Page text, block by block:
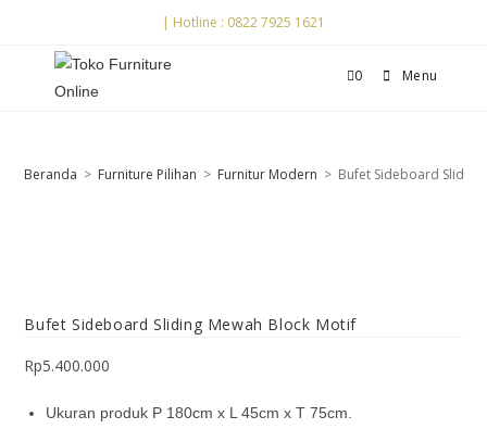
| Hotline : 0822 7925 1621
0 Menu
Beranda > Furniture Pilihan > Furnitur Modern > Bufet Sideboard
Bufet Sideboard Sliding Mewah Block Motif
Rp5.400.000
Ukuran produk P 180cm x L 45cm x T 75cm.